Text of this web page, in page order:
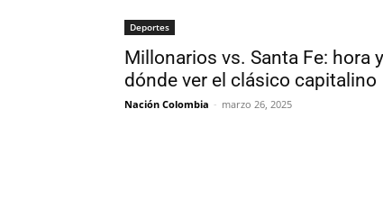
Deportes
Millonarios vs. Santa Fe: hora y
dónde ver el clásico capitalino
Nación Colombia - marzo 26, 2025